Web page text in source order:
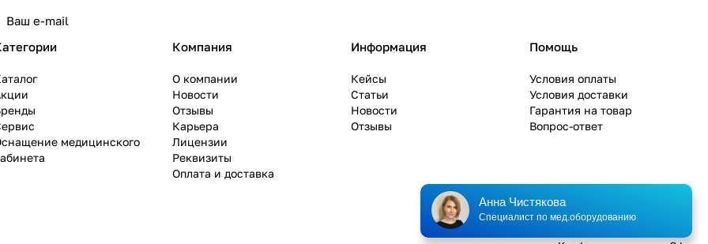
медицинского
Компания
О компании
Новости
Отзывы
Карьера
Лицензии
Реквизиты
Оплата и доставка
Информация
Кейсы
Статьи
Новости
Отзывы
Помощь
Условия оплаты
Условия доставки
Гарантия на товар
Вопрос-ответ
Анна Чистякова
Специалист по мед.оборудованию